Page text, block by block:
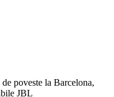
poveste la Barcelona,
JBL